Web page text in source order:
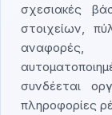
σχεσιακές
στοιχείων,
συνδέεται
πληροφορίες